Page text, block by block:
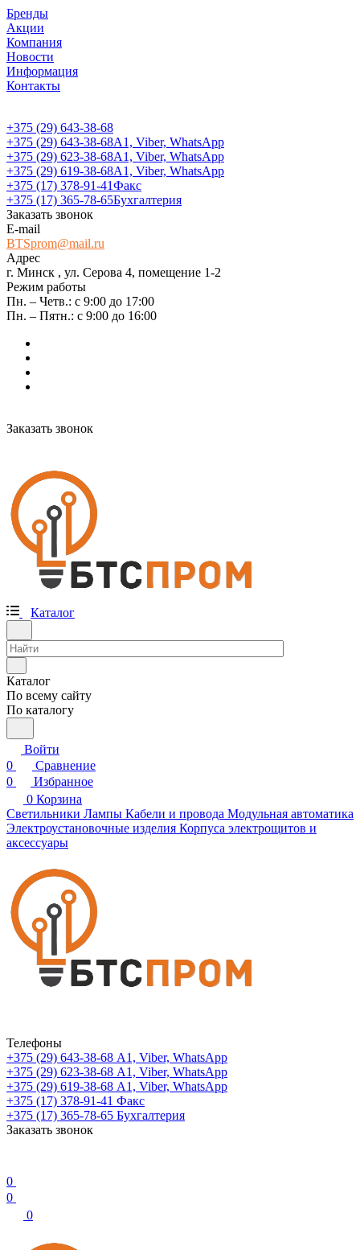
Бренды
Акции
Компания
Новости
Информация
Контакты
+375 (29) 643-38-68
+375 (29) 643-38-68А1, Viber, WhatsApp
+375 (29) 623-38-68А1, Viber, WhatsApp
+375 (29) 619-38-68А1, Viber, WhatsApp
+375 (17) 378-91-41Факс
+375 (17) 365-78-65Бухгалтерия
Заказать звонок
E-mail
BTSprom@mail.ru
Адрес
г. Минск , ул. Серова 4, помещение 1-2
Режим работы
Пн. – Четв.: с 9:00 до 17:00
Пн. – Пятн.: с 9:00 до 16:00
Заказать звонок
Каталог
Каталог
По всему сайту
По каталогу
Войти
0
Сравнение
0
Избранное
0 Корзина
Светильники Лампы Кабели и провода Модульная автоматика
Электроустановочные изделия Корпуса электрощитов и
аксессуары
Телефоны
+375 (29) 643-38-68 А1, Viber, WhatsApp
+375 (29) 623-38-68 А1, Viber, WhatsApp
+375 (29) 619-38-68 А1, Viber, WhatsApp
+375 (17) 378-91-41 Факс
+375 (17) 365-78-65 Бухгалтерия
Заказать звонок
0
0
0